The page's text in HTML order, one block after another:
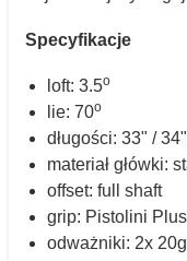
Specyfikacje
loft: 3.5o
lie: 70o
długości: 33" /
materiał główki:
offset: full shaft
grip: Pistolini Plus
odważniki: 2x